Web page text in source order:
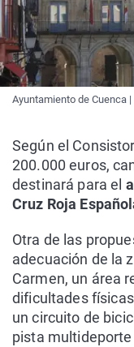
Ayuntamiento de Cuenca
Según el
200.000 euros,
destinará para el
Cruz Roja
Otra de las
adecuación de la
Carmen, un área
dificultades
un circuito de
pista multideporte